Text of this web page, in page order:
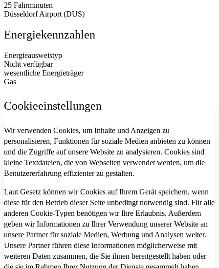
25 Fahrminuten
Düsseldorf Airport (DUS)
Energiekennzahlen
Energieausweistyp
Nicht verfügbar
wesentliche Energieträger
Gas
Cookieeinstellungen
Wir verwenden Cookies, um Inhalte und Anzeigen zu
personalisieren, Funktionen für soziale Medien anbieten zu können
und die Zugriffe auf unsere Website zu analysieren. Cookies sind
kleine Textdateien, die von Webseiten verwendet werden, um die
Benutzererfahrung effizienter zu gestalten.
Laut Gesetz können wir Cookies auf Ihrem Gerät speichern, wenn
diese für den Betrieb dieser Seite unbedingt notwendig sind. Für alle
anderen Cookie-Typen benötigen wir Ihre Erlaubnis. Außerdem
geben wir Informationen zu Ihrer Verwendung unserer Website an
unsere Partner für soziale Medien, Werbung und Analysen weiter.
Unsere Partner führen diese Informationen möglicherweise mit
weiteren Daten zusammen, die Sie ihnen bereitgestellt haben oder